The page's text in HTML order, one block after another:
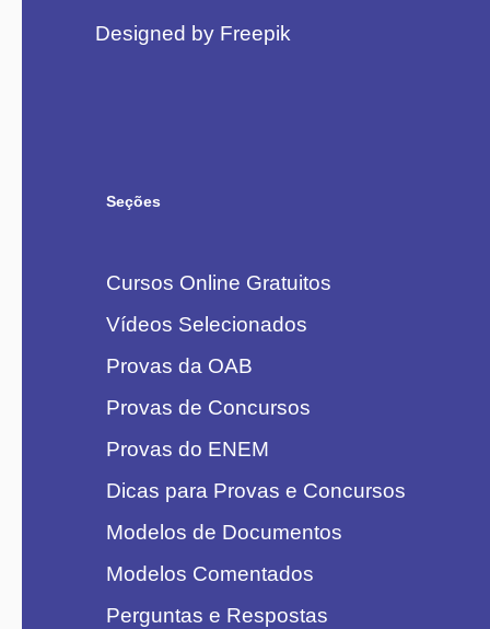
Designed by Freepik
Seções
Cursos Online Gratuitos
Vídeos Selecionados
Provas da OAB
Provas de Concursos
Provas do ENEM
Dicas para Provas e Concursos
Modelos de Documentos
Modelos Comentados
Perguntas e Respostas